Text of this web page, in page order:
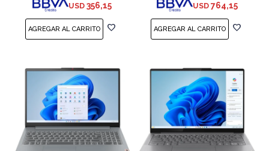
USD 356,15 USD 764,15
COMPARAR COMPARAR